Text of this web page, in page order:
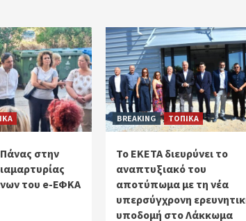
στην
του e-ΕΦΚΑ
BREAKING ΤΟΠΙΚΑ
Το ΕΚΕΤΑ διευρύνει το
αναπτυξιακό του
αποτύπωμα με τη νέα
υπερσύγχρονη
υποδομή στο Λάκκωμα